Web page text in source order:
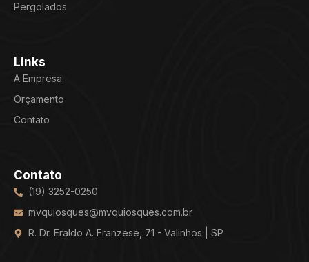
Pergolados
Links
A Empresa
Orçamento
Contato
Contato
(19) 3252-0250
mvquiosques@mvquiosques.com.br
R. Dr. Eraldo A. Franzese, 71 - Valinhos | SP